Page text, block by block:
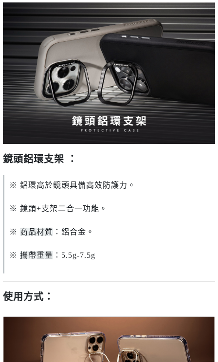
鏡頭鋁環支架 ：
※ 鋁環高於鏡頭具備高效防護力。
※ 鏡頭+支架二合一功能。
※ 商品材質 ：鋁合金。
※ 攜帶重量 ：5.5g-7.5g
使用方式：